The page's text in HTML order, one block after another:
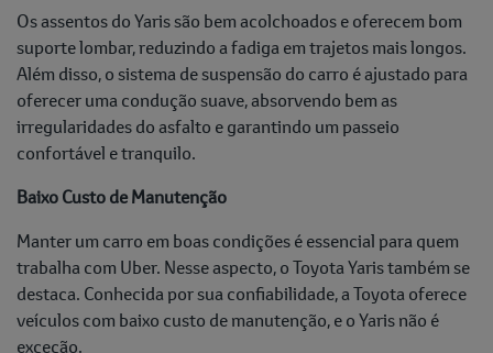
Os assentos do Yaris são bem acolchoados e oferecem bom
suporte lombar, reduzindo a fadiga em trajetos mais longos.
Além disso, o sistema de suspensão do carro é ajustado para
oferecer uma condução suave, absorvendo bem as
irregularidades do asfalto e garantindo um passeio
confortável e tranquilo.
Baixo Custo de Manutenção
Manter um carro em boas condições é essencial para quem
trabalha com Uber. Nesse aspecto, o Toyota Yaris também se
destaca. Conhecida por sua confiabilidade, a Toyota oferece
veículos com baixo custo de manutenção, e o Yaris não é
exceção.